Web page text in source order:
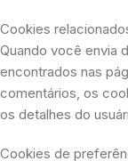
Cookies
Quando você envia
encontrados nas
comentários, os
os detalhes do
Cookies de